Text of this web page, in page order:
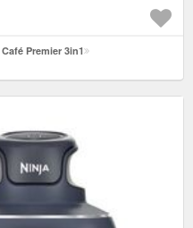
Premier 3in1